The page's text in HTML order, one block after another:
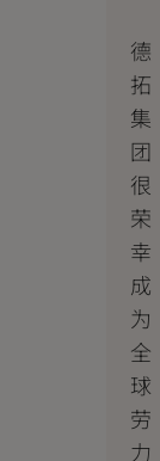
德
拓
集
团
很
荣
幸
成
为
全
球
劳
力